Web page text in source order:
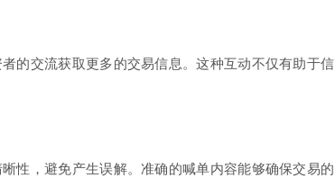
的交流获取更多的交易信息。这种互动不仅有助于信
性，避免产生误解。准确的喊单内容能够确保交易的